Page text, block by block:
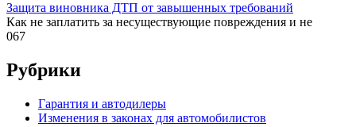
Защита виновника ДТП от завышенных требований
Как не заплатить за несуществующие повреждения и не
067
Рубрики
Гарантия и автодилеры
Изменения в законах для автомобилистов